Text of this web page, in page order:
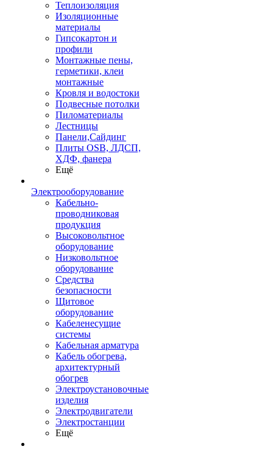
Теплоизоляция
Изоляционные
материалы
Гипсокартон и
профили
Монтажные пены,
герметики, клеи
монтажные
Кровля и водостоки
Подвесные потолки
Пиломатериалы
Лестницы
Панели,Сайдинг
Плиты OSB, ЛДСП,
ХДФ, фанера
Ещё
Электрооборудование
Кабельно-
проводниковая
продукция
Высоковольтное
оборудование
Низковольтное
оборудование
Средства
безопасности
Щитовое
оборудование
Кабеленесущие
системы
Кабельная арматура
Кабель обогрева,
архитектурный
обогрев
Электроустановочные
изделия
Электродвигатели
Электростанции
Ещё